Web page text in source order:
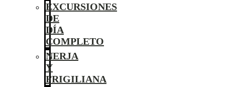
EXCURSIONES
DE
DÍA
COMPLETO
NERJA
Y
FRIGILIANA